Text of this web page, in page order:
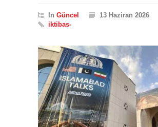
In Güncel
13 Haziran 2026
iktibas-